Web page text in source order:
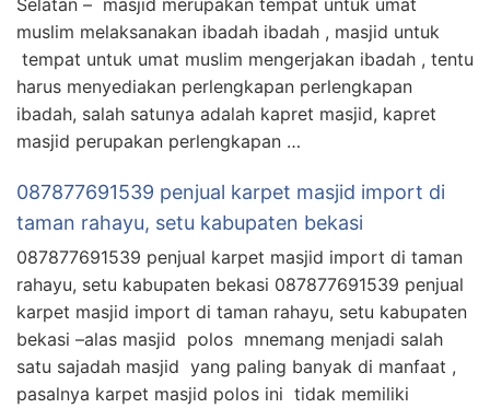
muslim melaksanakan ibadah ibadah , masjid untuk
tempat untuk umat muslim mengerjakan ibadah , tentu
harus menyediakan perlengkapan perlengkapan
ibadah, salah satunya adalah kapret masjid, kapret
masjid perupakan perlengkapan …
087877691539 penjual karpet masjid import di
taman rahayu, setu kabupaten bekasi
087877691539 penjual karpet masjid import di taman
rahayu, setu kabupaten bekasi 087877691539 penjual
karpet masjid import di taman rahayu, setu kabupaten
bekasi –alas masjid polos mnemang menjadi salah
satu sajadah masjid yang paling banyak di manfaat ,
pasalnya karpet masjid polos ini tidak memiliki